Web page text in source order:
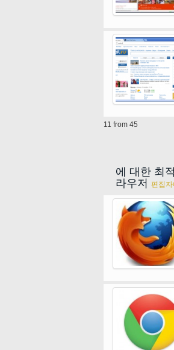
11 from 45
에 대한 최
라우저 편집자